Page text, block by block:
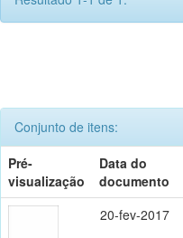
Conjunto de itens:
Pré-
visualização
Data do
documento
20-fev-2017